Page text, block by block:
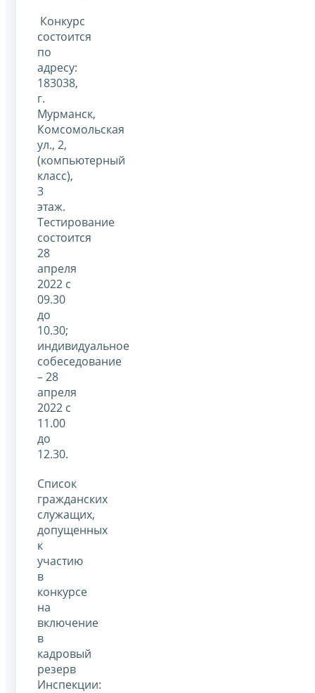
Конкурс
состоится
по
адресу:
183038,
г.
Мурманск,
Комсомольская
ул., 2,
(компьютерный
класс),
3
этаж.
Тестирование
состоится
28
апреля
2022 с
09.30
до
10.30;
индивидуальное
собеседование
– 28
апреля
2022 с
11.00
до
12.30.
Список
гражданских
служащих,
допущенных
к
участию
в
конкурсе
на
включение
в
кадровый
резерв
Инспекции: